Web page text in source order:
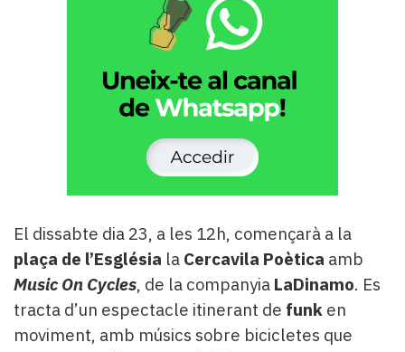
El dissabte dia 23, a les 12h, començarà a la
plaça de l’Església la Cercavila Poètica amb
Music On Cycles, de la companyia LaDinamo. Es
tracta d’un espectacle itinerant de funk en
moviment, amb músics sobre bicicletes que